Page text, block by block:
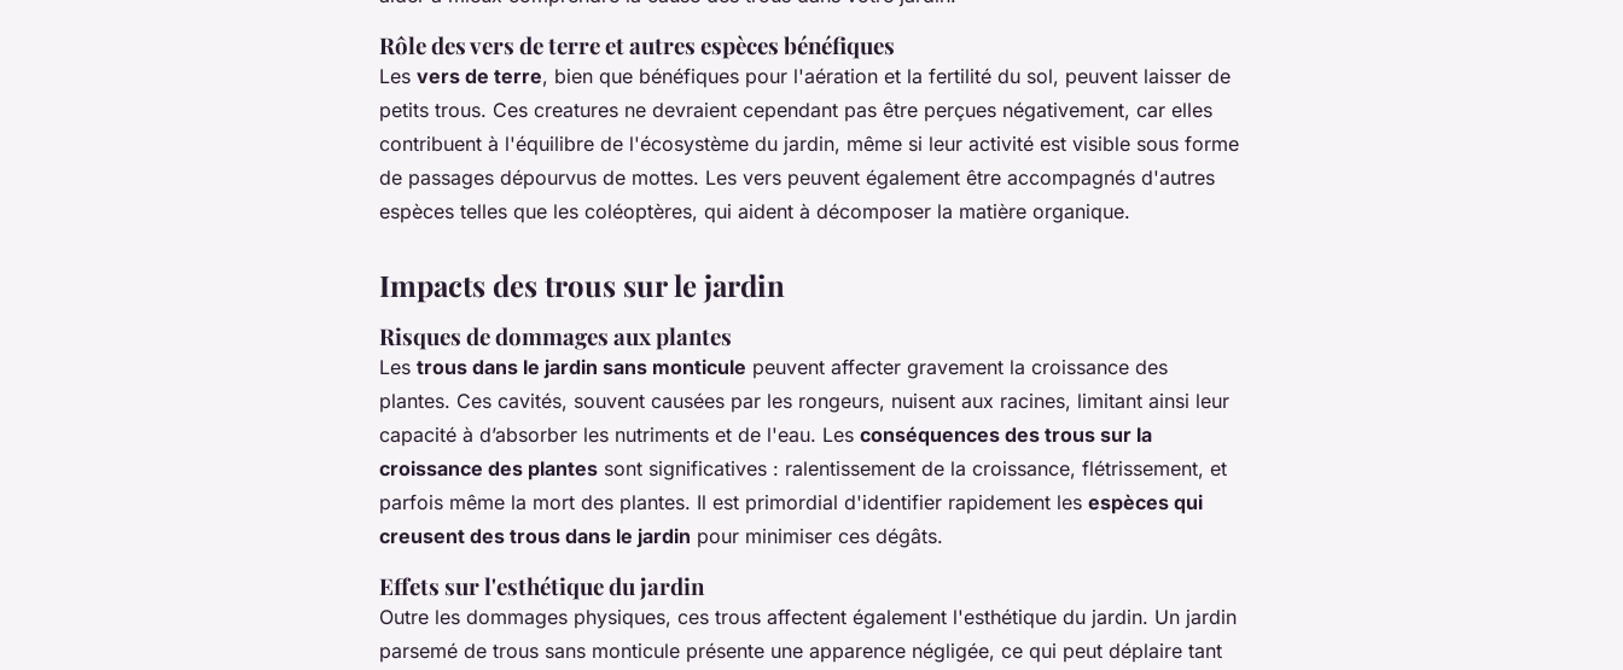
Rôle des vers de terre et autres espèces bénéfiques
Les vers de terre, bien que bénéfiques pour l'aération et la fertilité du sol, peuvent laisser de
petits trous. Ces creatures ne devraient cependant pas être perçues négativement, car elles
contribuent à l'équilibre de l'écosystème du jardin, même si leur activité est visible sous forme
de passages dépourvus de mottes. Les vers peuvent également être accompagnés d'autres
espèces telles que les coléoptères, qui aident à décomposer la matière organique.
Impacts des trous sur le jardin
Risques de dommages aux plantes
Les trous dans le jardin sans monticule peuvent affecter gravement la croissance des
plantes. Ces cavités, souvent causées par les rongeurs, nuisent aux racines, limitant ainsi leur
capacité à d’absorber les nutriments et de l'eau. Les conséquences des trous sur la
croissance des plantes sont significatives : ralentissement de la croissance, flétrissement, et
parfois même la mort des plantes. Il est primordial d'identifier rapidement les espèces qui
creusent des trous dans le jardin pour minimiser ces dégâts.
Effets sur l'esthétique du jardin
Outre les dommages physiques, ces trous affectent également l'esthétique du jardin. Un jardin
parsemé de trous sans monticule présente une apparence négligée, ce qui peut déplaire tant